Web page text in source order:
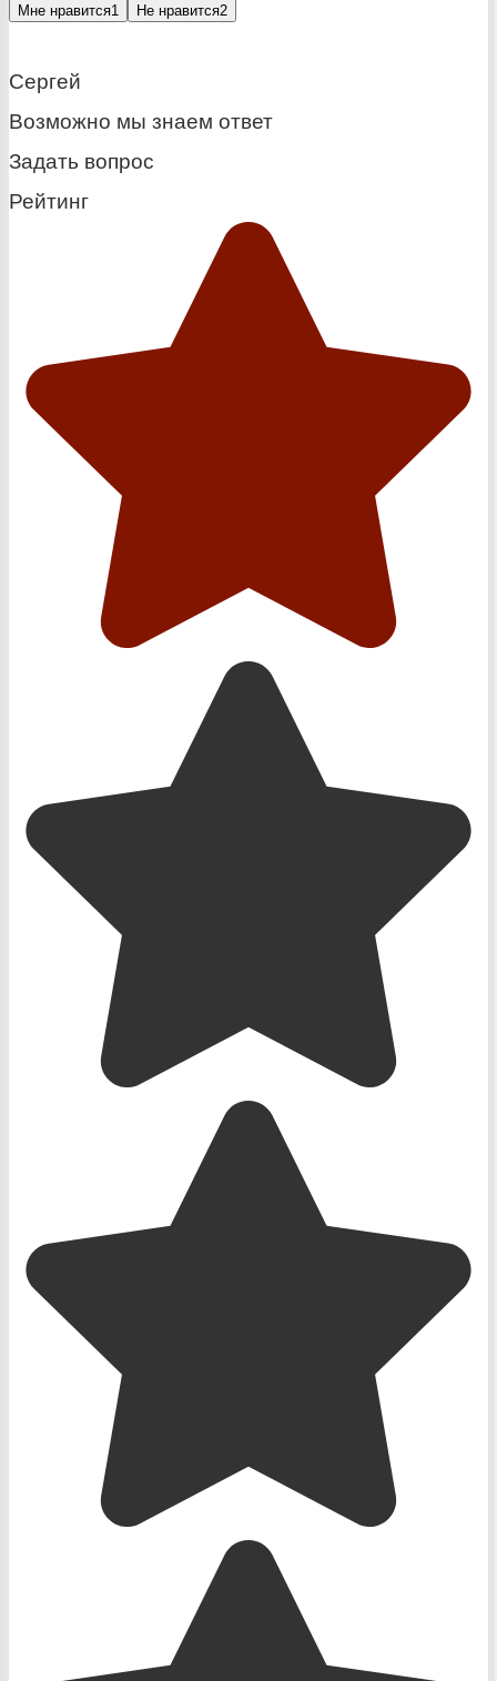
Мне нравится1 Не нравится2
Сергей
Возможно мы знаем ответ
Задать вопрос
Рейтинг